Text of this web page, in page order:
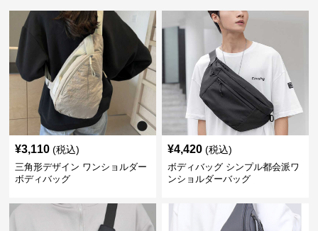
¥3,110 (税込)
三角形デザイン ワンショルダー
ボディバッグ
¥4,420 (税込)
ボディバッグ シンプル都会派ワ
ンショルダーバッグ